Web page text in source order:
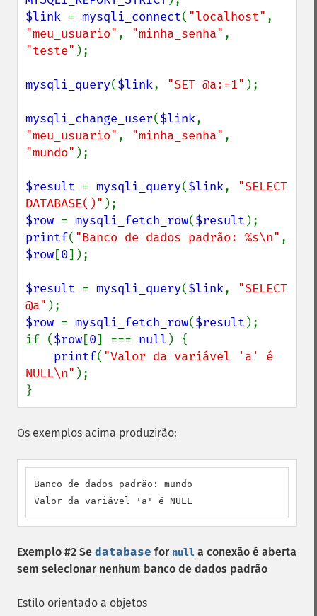
$link = mysqli_connect( "localhost"
"meu_usuario" , "minha_senha"
"teste" );
mysqli_query($link, "SET @a:=1" );
mysqli_change_user($link
"meu_usuario" , "minha_senha"
"mundo" );
$result = mysqli_query($link, "SELECT
DATABASE()"
$row = mysqli_fetch_row($result
printf( "Banco de dados padrão: %s\n"
$row[0]);
$result = mysqli_query($link, "SELECT
@a"
$row = mysqli_fetch_row($result );
if ($row[0] === null ) {
printf( "Valor da variável 'a' é
NULL\n" );
}
Os exemplos acima produzirão:
Banco de dados padrão: mundo
Valor da variável 'a' é NULL
Exemplo #2 Se database for null a conexão é aberta
sem selecionar nenhum banco de dados padrão
Estilo orientado a objetos